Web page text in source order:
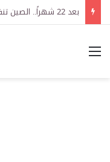
القائمة